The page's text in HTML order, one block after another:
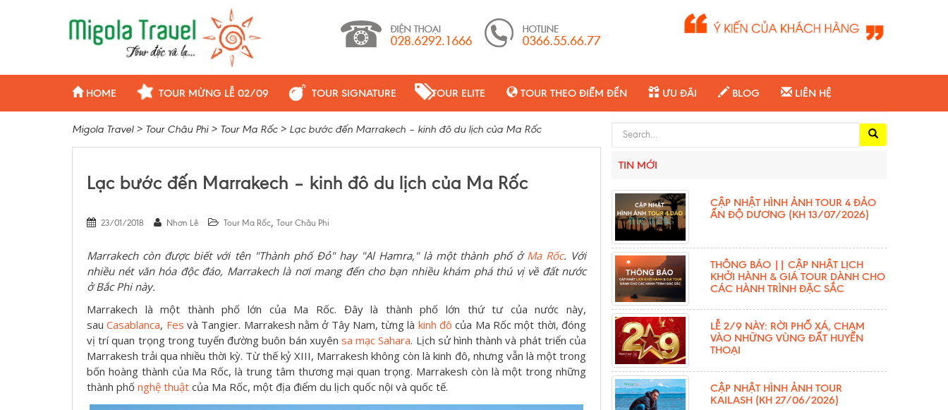
HOME TOUR MỪNG LỄ 02/09 TOUR SIGNATURE TOUR ELITE TOUR THEO ĐIỂM ĐẾN ƯU ĐÃI BLOG LIÊN HỆ
Migola Travel> Tour Châu Phi> Tour Ma Rốc> Lạc bước đến Marrakech – kinh đô du lịch của Ma Rốc
Lạc bước đến Marrakech – kinh đô du lịch của Ma Rốc
23/01/2018 Nhơn Lê Tour Ma Rốc, Tour Châu Phi
Marrakech còn được biết với tên "Thành phố Đỏ" hay "Al Hamra," là một thành phố ở MaRốc. Với
nhiều nét văn hóa độc đáo, Marrakech là nơi mang đến cho bạn nhiều khám phá thú vị về đất nước
ở BắcPhinày.
Marrakech là một thành phố lớn của Ma Rốc. Đây là thành phố lớn thứ tư của nước này,
sauCasablanca, Fes và Tangier. Marrakesh nằm ở Tây Nam, từng là kinh đô của Ma Rốc một thời, đóng
vị trí quan trọng trong tuyến đường buôn bán xuyên sa mạc Sahara. Lịch sử hình thành và phát triển của
Marrakesh trải qua nhiều thời kỳ. Từ thế kỷ XIII, Marrakesh không còn là kinh đô, nhưng vẫn là một trong
bốn hoàng thành của Ma Rốc, là trung tâm thương mại quan trọng. Marrakesh còn là một trong những
thành phố nghệ thuật của Ma Rốc, một địa điểm du lịch quốc nội và quốc tế.
Search for:
TIN MỚI
CẬP NHẬT HÌNH ẢNH TOUR 4 ĐẢO
ẤN ĐỘ DƯƠNG (KH 13/07/2026)
THÔNG BÁO || CẬP NHẬT LỊCH
KHỞI HÀNH & GIÁ TOUR DÀNH CHO
CÁC HÀNH TRÌNH ĐẶC SẮC
LỄ 2/9 NÀY: RỜI PHỐ XÁ, CHẠM
VÀO NHỮNG VÙNG ĐẤT HUYỀN
THOẠI
CẬP NHẬT HÌNH ẢNH TOUR
KAILASH (KH 27/06/2026)